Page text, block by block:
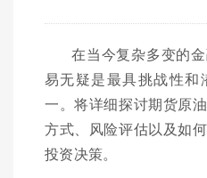
在当今复杂多变的
易无疑是最具挑战性和
一。将详细探讨期货原
方式、风险评估以及如
投资决策。